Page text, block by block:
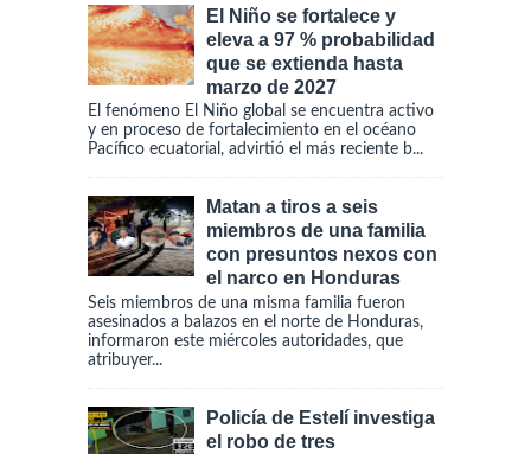
El Niño se fortalece y
eleva a 97 % probabilidad
que se extienda hasta
marzo de 2027
El fenómeno El Niño global se encuentra activo
y en proceso de fortalecimiento en el océano
Pacífico ecuatorial, advirtió el más reciente b...
Matan a tiros a seis
miembros de una familia
con presuntos nexos con
el narco en Honduras
Seis miembros de una misma familia fueron
asesinados a balazos en el norte de Honduras,
informaron este miércoles autoridades, que
atribuyer...
Policía de Estelí investiga
el robo de tres